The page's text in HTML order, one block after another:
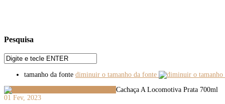
Pesquisa
tamanho da fonte diminuir o tamanho da fonte
Cachaça A Locomotiva Prata 700ml
01 Fev, 2023